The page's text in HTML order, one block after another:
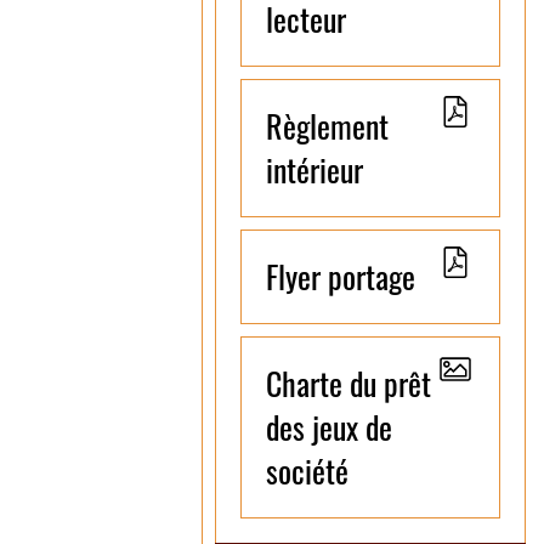
lecteur
Règlement
intérieur
Flyer portage
Charte du prêt
des jeux de
société